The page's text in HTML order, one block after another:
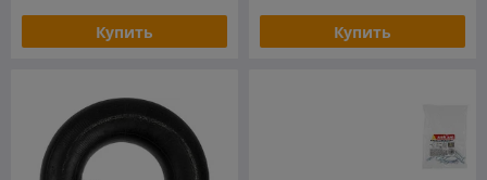
Купить Купить